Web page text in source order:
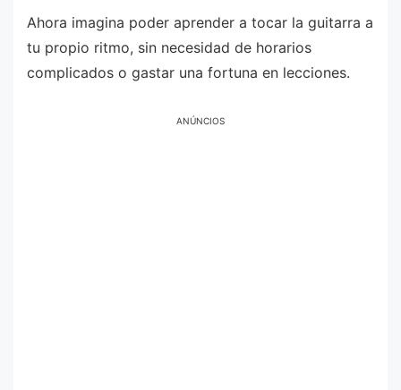
Ahora imagina poder aprender a tocar la guitarra a
tu propio ritmo, sin necesidad de horarios
complicados o gastar una fortuna en lecciones.
ANÚNCIOS